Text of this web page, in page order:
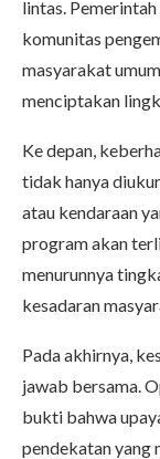
lintas.
komunitas
masyarakat
menciptakan
Ke depan,
tidak hanya
atau kendaraan
program akan
menurunnya
kesadaran
Pada akhirnya,
jawab bersama.
bukti bahwa
pendekatan yang